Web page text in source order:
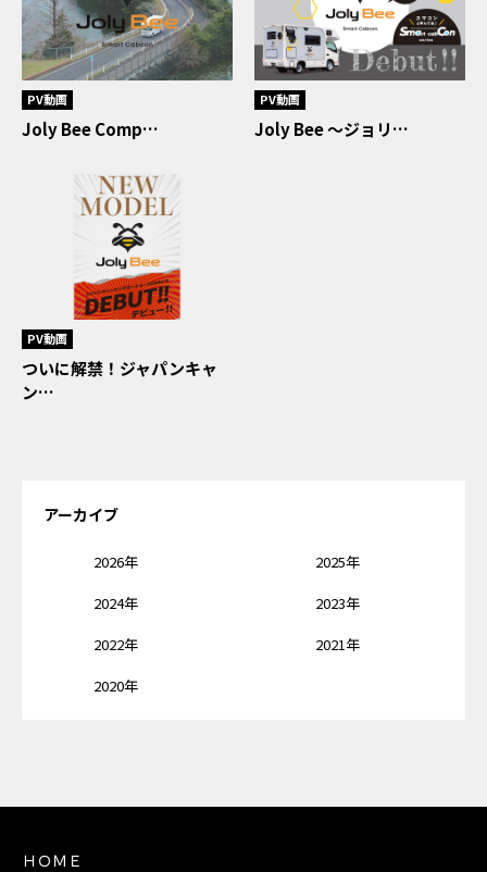
PV動画
Joly Bee Comp…
PV動画
Joly Bee ～ジョリ…
PV動画
ついに解禁！ジャパンキャ
ン…
アーカイブ
2026年
2025年
2024年
2023年
2022年
2021年
2020年
ＨＯＭＥ